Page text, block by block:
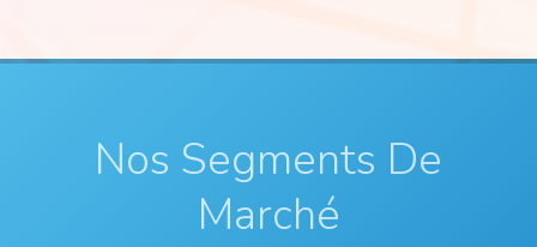
Nos Segments De
Marché